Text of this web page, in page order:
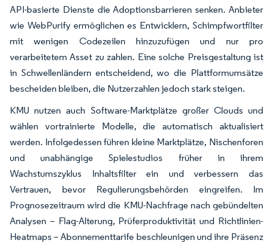
API-basierte Dienste die Adoptionsbarrieren senken. Anbieter
wie WebPurify ermöglichen es Entwicklern, Schimpfwortfilter
mit wenigen Codezeilen hinzuzufügen und nur pro
verarbeitetem Asset zu zahlen. Eine solche Preisgestaltung ist
in Schwellenländern entscheidend, wo die Plattformumsätze
bescheiden bleiben, die Nutzerzahlen jedoch stark steigen.
KMU nutzen auch Software-Marktplätze großer Clouds und
wählen vortrainierte Modelle, die automatisch aktualisiert
werden. Infolgedessen führen kleine Marktplätze, Nischenforen
und unabhängige Spielestudios früher in ihrem
Wachstumszyklus Inhaltsfilter ein und verbessern das
Vertrauen, bevor Regulierungsbehörden eingreifen. Im
Prognosezeitraum wird die KMU-Nachfrage nach gebündelten
Analysen – Flag-Alterung, Prüferproduktivität und Richtlinien-
Heatmaps – Abonnementtarife beschleunigen und ihre Präsenz